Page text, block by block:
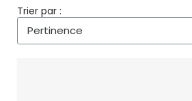
Trier par :